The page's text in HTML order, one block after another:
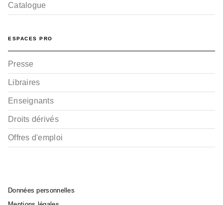
Catalogue
ESPACES PRO
Presse
Libraires
Enseignants
Droits dérivés
Offres d'emploi
Données personnelles